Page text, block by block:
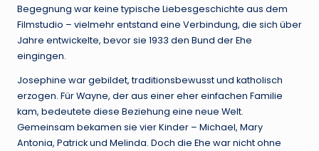
Begegnung war keine typische Liebesgeschichte aus dem
Filmstudio – vielmehr entstand eine Verbindung, die sich über
Jahre entwickelte, bevor sie 1933 den Bund der Ehe
eingingen.
Josephine war gebildet, traditionsbewusst und katholisch
erzogen. Für Wayne, der aus einer eher einfachen Familie
kam, bedeutete diese Beziehung eine neue Welt.
Gemeinsam bekamen sie vier Kinder – Michael, Mary
Antonia, Patrick und Melinda. Doch die Ehe war nicht ohne